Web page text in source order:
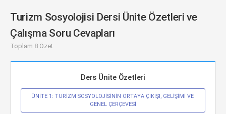
Turizm Sosyolojisi Dersi Ünite Özetleri ve
Çalışma Soru Cevapları
Toplam 8 Özet
Ders Ünite Özetleri
ÜNİTE 1: TURİZM SOSYOLOJİSİNİN ORTAYA ÇIKIŞI, GELİŞİMİ VE
GENEL ÇERÇEVESİ